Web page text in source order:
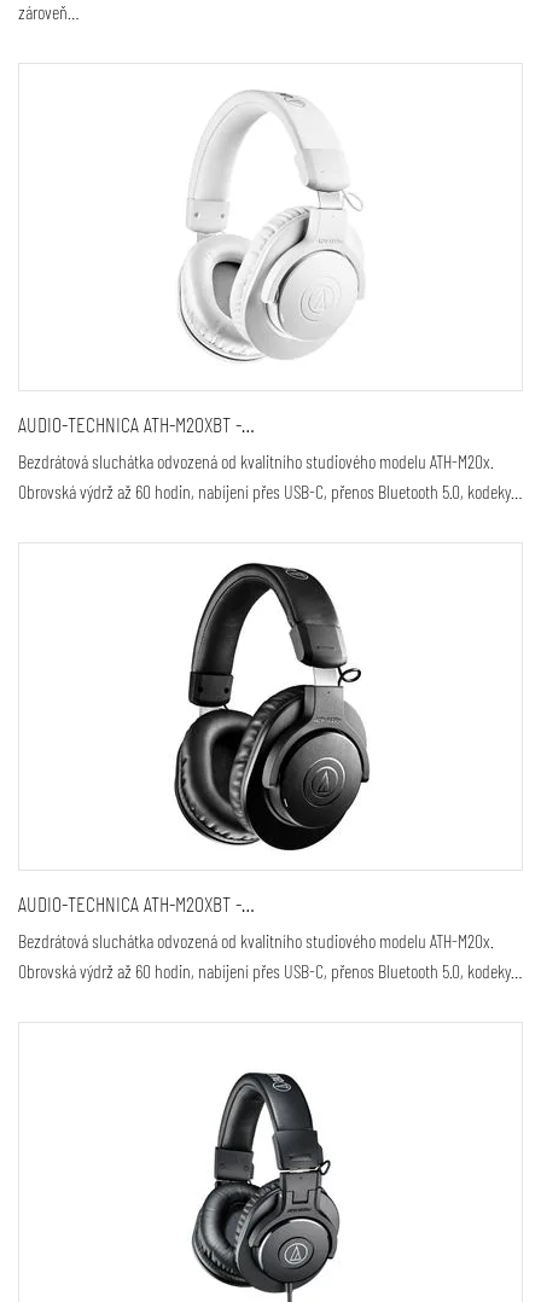
zároveň…
AUDIO-TECHNICA ATH-M20XBT -…
Bezdrátová sluchátka odvozená od kvalitního studiového modelu ATH-M20x.
Obrovská výdrž až 60 hodin, nabíjení přes USB-C, přenos Bluetooth 5.0, kodeky…
AUDIO-TECHNICA ATH-M20XBT -…
Bezdrátová sluchátka odvozená od kvalitního studiového modelu ATH-M20x.
Obrovská výdrž až 60 hodin, nabíjení přes USB-C, přenos Bluetooth 5.0, kodeky…